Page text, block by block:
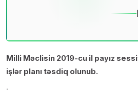
Milli Məclisin 2019-cu il payız
işlər planı təsdiq olunub.